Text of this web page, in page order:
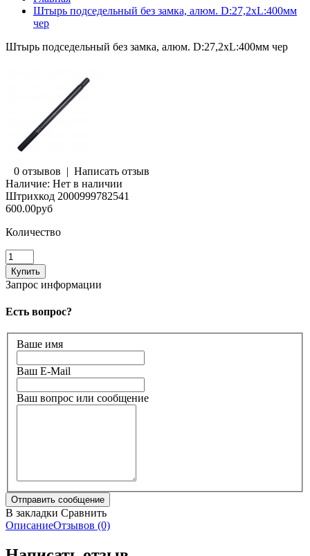
Штырь подседельный без замка, алюм. D:27,2хL:400мм
чер
Штырь подседельный без замка, алюм. D:27,2хL:400мм чер
0 отзывов | Написать отзыв
Наличие: Нет в наличии
Штрихкод 2000999782541
600.00руб
Количество
Запрос информации
Есть вопрос?
Ваше имя
Ваш E-Mail
Ваш вопрос или сообщение
В закладки Сравнить
ОписаниеОтзывов (0)